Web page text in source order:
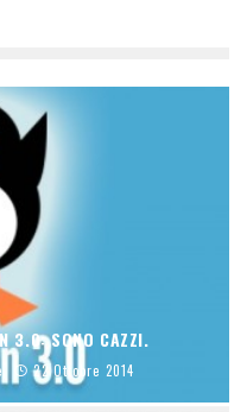
3.0: SONO CAZZI.
22 Ottobre 2014